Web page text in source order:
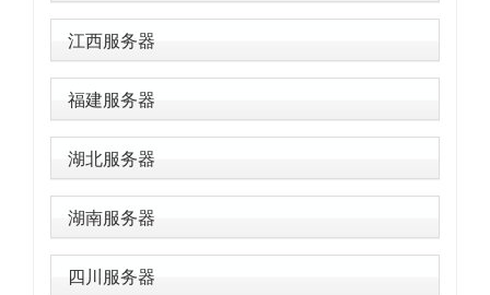
江西服务器
福建服务器
湖北服务器
湖南服务器
四川服务器